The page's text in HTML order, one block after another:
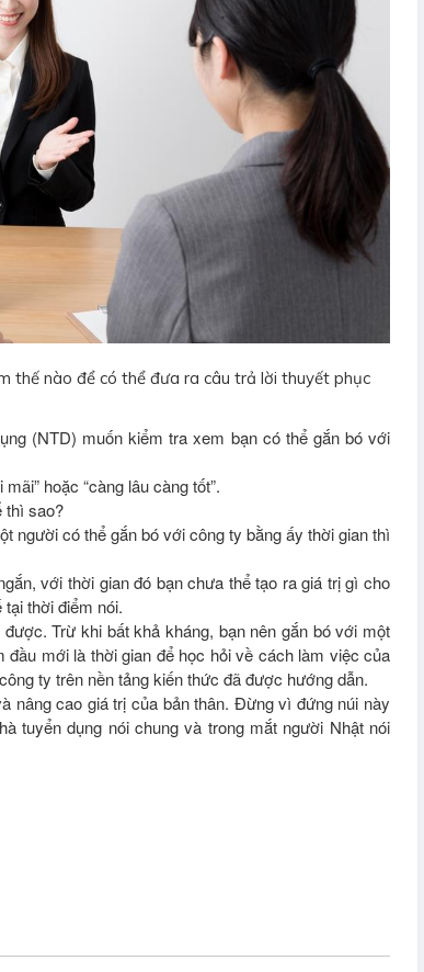
thế nào để có thể đưa ra câu trả lời thuyết phục
(NTD) muốn kiểm tra xem bạn có thể gắn bó với
hoặc “càng lâu càng tốt”.
thì sao?
người có thể gắn bó với công ty bằng ấy thời gian thì
với thời gian đó bạn chưa thể tạo ra giá trị gì cho
tại thời điểm nói.
Trừ khi bất khả kháng, bạn nên gắn bó với một
mới là thời gian để học hỏi về cách làm việc của
ty trên nền tảng kiến thức đã được hướng dẫn.
nâng cao giá trị của bản thân. Đừng vì đứng núi này
tuyển dụng nói chung và trong mắt người Nhật nói